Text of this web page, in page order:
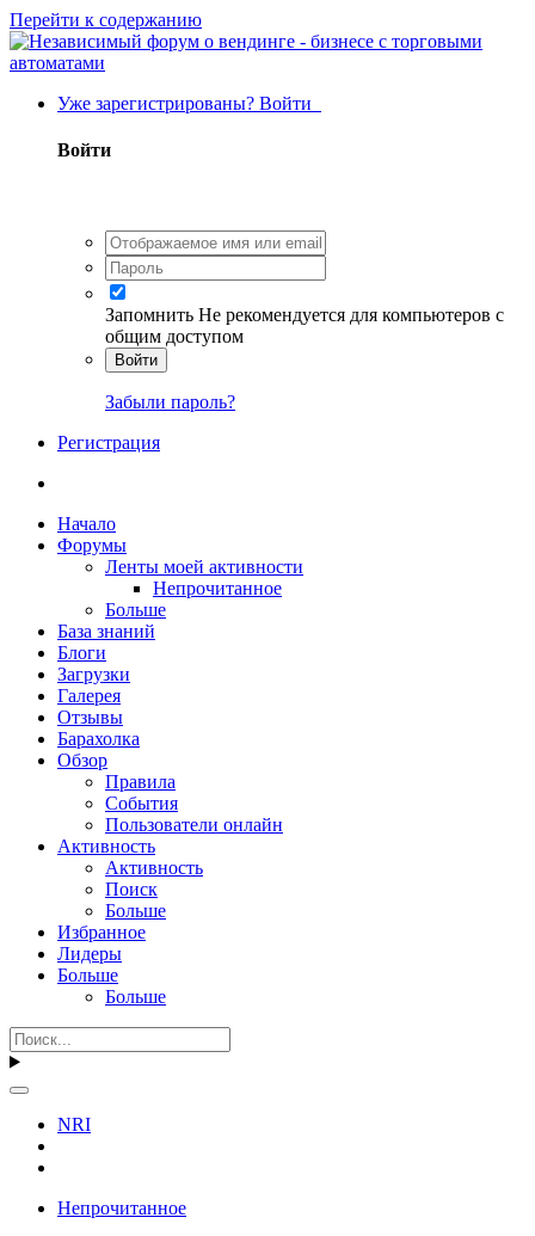
Перейти к содержанию
Уже зарегистрированы? Войти
Войти
Запомнить Не рекомендуется для компьютеров с
общим доступом
Войти
Забыли пароль?
Регистрация
Начало
Форумы
Ленты моей активности
Непрочитанное
Больше
База знаний
Блоги
Загрузки
Галерея
Отзывы
Барахолка
Обзор
Правила
События
Пользователи онлайн
Активность
Активность
Поиск
Больше
Избранное
Лидеры
Больше
Больше
NRI
Непрочитанное